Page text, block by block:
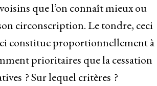
que l’on connaît mieux ou
circonscription. Le tondre, ceci
constitue proportionnellement à
prioritaires que la cessation
? Sur lequel critères ?